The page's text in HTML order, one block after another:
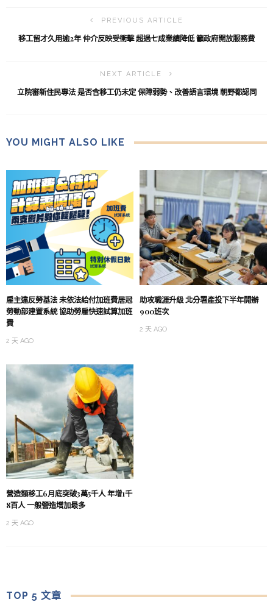
PREVIOUS ARTICLE
移工留才久用逾2年 仲介反映受衝擊 超過七成業績降低 籲政府開放服務費
NEXT ARTICLE
立院審新住民專法 是否含移工仍未定 保障弱勢、改善語言環境 朝野都認同
YOU MIGHT ALSO LIKE
雇主違反勞基法 未依法給付加班費居冠
勞動部建置系統 協助勞雇快速試算加班
費
2 天 AGO
助攻職涯升級 北分署產投下半年開辦
900班次
2 天 AGO
營造類移工6月底突破3萬5千人 年增1千
8百人 一般營造增加最多
2 天 AGO
TOP 5 文章